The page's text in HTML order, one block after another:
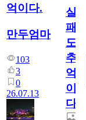
억이다.
만두엄마
103
3
0
26.07.13
실
패
도
추
억
이
다.